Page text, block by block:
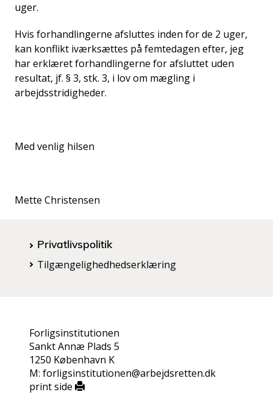
uger.
Hvis forhandlingerne afsluttes inden for de 2 uger,
kan konflikt iværksættes på femtedagen efter, jeg
har erklæret forhandlingerne for afsluttet uden
resultat, jf. § 3, stk. 3, i lov om mægling i
arbejdsstridigheder.
Med venlig hilsen
Mette Christensen
Privatlivspolitik
Tilgængelighedhedserklæring
Forligsinstitutionen
Sankt Annæ Plads 5
1250 København K
M: forligsinstitutionen@arbejdsretten.dk
print side